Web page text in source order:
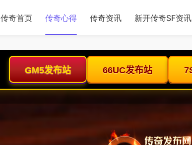
传奇首页 传奇心得 传奇资讯 新开传奇SF资讯